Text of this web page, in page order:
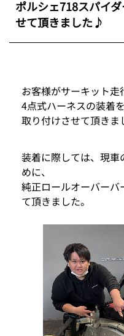
ポルシェ718スパイ
せて頂きました♪
お客様がサーキット走
4点式ハーネスの装着
取り付けさせて頂きま
装着に際しては、現
めに、
純正ロールオーバーバ
て頂きました。